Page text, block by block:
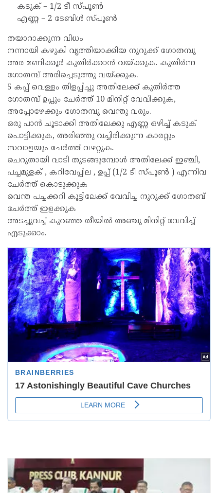
കടുക് – 1/2 ടീ സ്പൂൺ
എണ്ണ – 2 ടേബിൾ സ്പൂൺ
തയാറാക്കുന്ന വിധം
നന്നായി കഴുകി വൃത്തിയാക്കിയ നുറുക്ക് ഗോതമ്പു
അര മണിക്കൂർ കുതിർക്കാൻ വയ്ക്കുക. കുതിർന്ന
ഗോതമ്പ് അരിച്ചെടുത്തു വയ്ക്കുക.
5 കപ്പ് വെള്ളം തിളപ്പിച്ചു അതിലേക്ക് കുതിർത്ത
ഗോതമ്പ് ഉപ്പും ചേർത്ത് 10 മിനിറ്റ് വേവിക്കുക,
അപ്പോഴേക്കും ഗോതമ്പു വെന്തു വരും.
ഒരു പാൻ ചൂടാക്കി അതിലേക്കു എണ്ണ ഒഴിച്ച് കടുക്
പൊട്ടിക്കുക, അരിഞ്ഞു വച്ചിരിക്കുന്ന കാരറ്റും
സവാളയും ചേർത്ത് വഴറ്റുക.
ചെറുതായി വാടി തുടങ്ങുമ്പോൾ അതിലേക്ക് ഇഞ്ചി,
പച്ചമുളക് , കറിവേപ്പില , ഉപ്പ് (1/2 ടീ സ്പൂൺ ) എന്നിവ
ചേർത്ത് കൊടുക്കുക
വെന്ത പച്ചക്കറി കൂട്ടിലേക്ക്‌ വേവിച്ച നുറുക്ക് ഗോതബ്
ചേർത്ത് ഇളക്കുക
അടച്ചുവച്ച് കുറഞ്ഞ തീയിൽ അഞ്ചു മിനിറ്റ് വേവിച്ച്
എടുക്കാം.